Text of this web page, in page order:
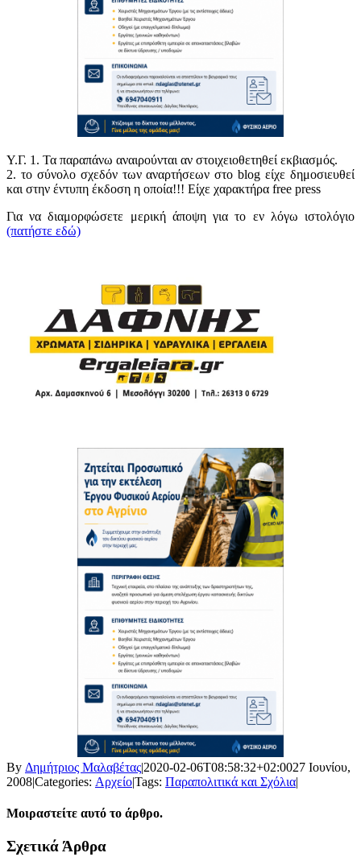
Υ.Γ. 1. Τα παραπάνω αναιρούνται αν στοιχειοθετηθεί εκβιασμός.
2. το σύνολο σχεδόν των αναρτήσεων στο blog είχε δημοσιευθεί
και στην έντυπη έκδοση η οποία!!! Είχε χαρακτήρα free press
Για να διαμορφώσετε μερική άποψη για το εν λόγω ιστολόγιο
(πατήστε εδώ)
By Δημήτριος Μαλαβέτας|2020-02-06T08:58:32+02:0027 Ιουνίου,
2008|Categories: Αρχείο|Tags: Παραπολιτικά και Σχόλια|
Μοιραστείτε αυτό το άρθρο.
Facebook
X
LinkedIn
WhatsApp
Email
Σχετικά Άρθρα